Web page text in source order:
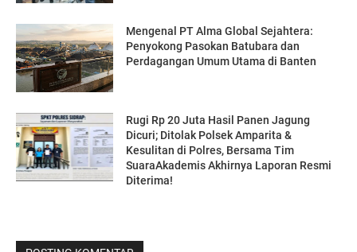
Mengenal PT Alma Global Sejahtera:
Penyokong Pasokan Batubara dan
Perdagangan Umum Utama di Banten
Rugi Rp 20 Juta Hasil Panen Jagung
Dicuri; Ditolak Polsek Amparita &
Kesulitan di Polres, Bersama Tim
SuaraAkademis Akhirnya Laporan Resmi
Diterima!